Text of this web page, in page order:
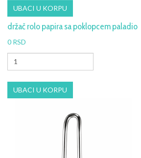
držač rolo papira sa poklopcem paladio
0 RSD